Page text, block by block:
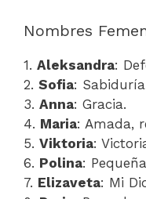
Nombres
1. Aleksandra:
2. Sofia:
3. Anna: Gracia.
4. Maria: Amada,
5. Viktoria:
6. Polina:
7. Elizaveta: Mi